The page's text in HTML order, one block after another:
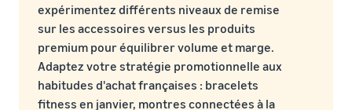
expérimentez différents niveaux de remise
sur les accessoires versus les produits
premium pour équilibrer volume et marge.
Adaptez votre stratégie promotionnelle aux
habitudes d'achat françaises : bracelets
fitness en janvier, montres connectées à la